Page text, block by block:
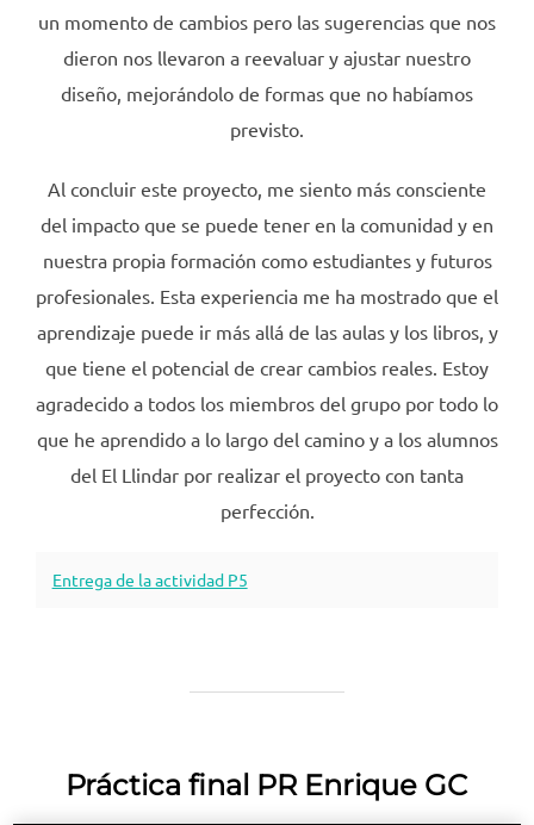
un momento de cambios pero las sugerencias que nos
dieron nos llevaron a reevaluar y ajustar nuestro
diseño, mejorándolo de formas que no habíamos
previsto.
Al concluir este proyecto, me siento más consciente
del impacto que se puede tener en la comunidad y en
nuestra propia formación como estudiantes y futuros
profesionales. Esta experiencia me ha mostrado que el
aprendizaje puede ir más allá de las aulas y los libros, y
que tiene el potencial de crear cambios reales. Estoy
agradecido a todos los miembros del grupo por todo lo
que he aprendido a lo largo del camino y a los alumnos
del El Llindar por realizar el proyecto con tanta
perfección.
Entrega de la actividad P5
Práctica final PR Enrique GC